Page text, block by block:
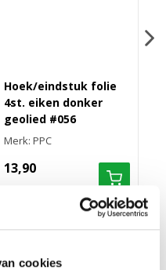
cookies
Hoek/eindstuk folie
4st. eiken donker
geolied #056
Merk: PPC
13,90
DONKER GEOLIED